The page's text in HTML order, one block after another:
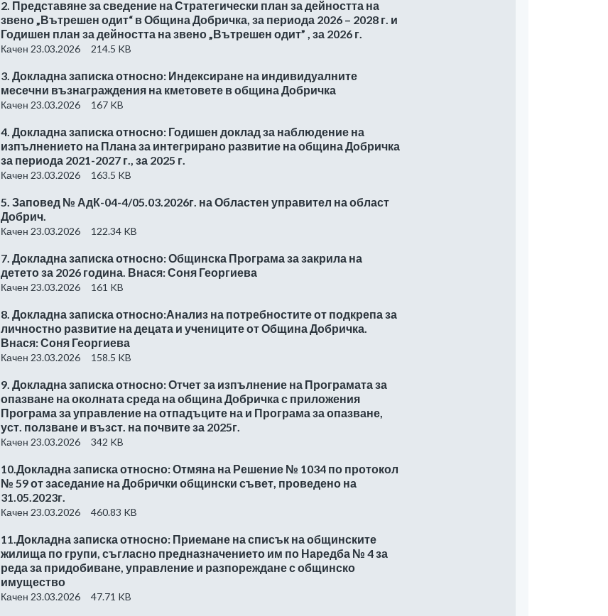
2. Представяне за сведение на Стратегически план за дейността на
звено „Вътрешен одит“ в Община Добричка, за периода 2026 – 2028 г. и
Годишен план за дейността на звено „Вътрешен одит” , за 2026 г.
Качен 23.03.2026 214.5 KB
3. Докладна записка относно: Индексиране на индивидуалните
месечни възнаграждения на кметовете в община Добричка
Качен 23.03.2026 167 KB
4. Докладна записка относно: Годишен доклад за наблюдение на
изпълнението на Плана за интегрирано развитие на община Добричка
за периода 2021-2027 г., за 2025 г.
Качен 23.03.2026 163.5 KB
5. Заповед № АдК-04-4/05.03.2026г. на Областен управител на област
Добрич.
Качен 23.03.2026 122.34 KB
7. Докладна записка относно: Общинска Програма за закрила на
детето за 2026 година. Внася: Соня Георгиева
Качен 23.03.2026 161 KB
8. Докладна записка относно:Анализ на потребностите от подкрепа за
личностно развитие на децата и учениците от Община Добричка.
Внася: Соня Георгиева
Качен 23.03.2026 158.5 KB
9. Докладна записка относно: Отчет за изпълнение на Програмата за
опазване на околната среда на община Добричка с приложения
Програма за управление на отпадъците на и Програма за опазване,
уст. ползване и възст. на почвите за 2025г.
Качен 23.03.2026 342 KB
10.Докладна записка относно: Отмяна на Решение № 1034 по протокол
№ 59 от заседание на Добрички общински съвет, проведено на
31.05.2023г.
Качен 23.03.2026 460.83 KB
11.Докладна записка относно: Приемане на списък на общинските
жилища по групи, съгласно предназначението им по Наредба № 4 за
реда за придобиване, управление и разпореждане с общинско
имущество
Качен 23.03.2026 47.71 KB